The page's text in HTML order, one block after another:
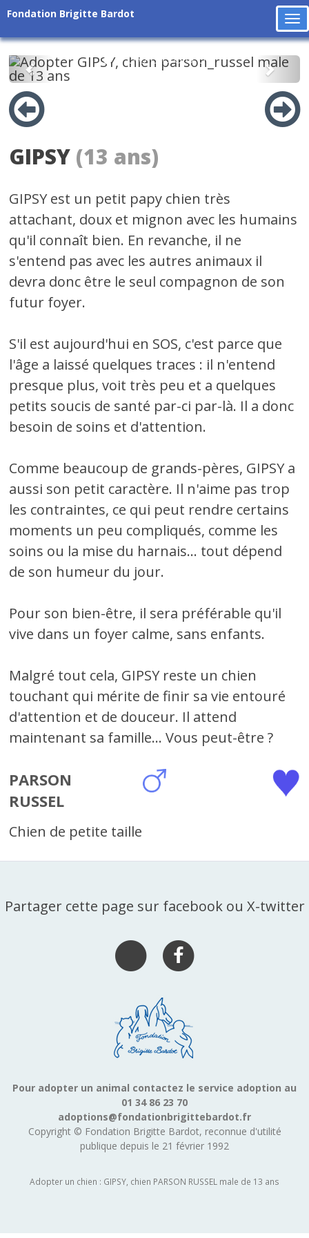
Fondation Brigitte Bardot
Précédent
GIPSY (13 ans)
GIPSY est un petit papy chien très
attachant, doux et mignon avec les humains
qu'il connaît bien. En revanche, il ne
s'entend pas avec les autres animaux il
devra donc être le seul compagnon de son
futur foyer.
S'il est aujourd'hui en SOS, c'est parce que
l'âge a laissé quelques traces : il n'entend
presque plus, voit très peu et a quelques
petits soucis de santé par-ci par-là. Il a donc
besoin de soins et d'attention.
Comme beaucoup de grands-pères, GIPSY a
aussi son petit caractère. Il n'aime pas trop
les contraintes, ce qui peut rendre certains
moments un peu compliqués, comme les
soins ou la mise du harnais... tout dépend
de son humeur du jour.
Pour son bien-être, il sera préférable qu'il
vive dans un foyer calme, sans enfants.
Malgré tout cela, GIPSY reste un chien
touchant qui mérite de finir sa vie entouré
d'attention et de douceur. Il attend
maintenant sa famille... Vous peut-être ?
PARSON
RUSSEL
Chien de petite taille
Partager cette page sur facebook ou X-twitter
Pour adopter un animal contactez le service adoption au
01 34 86 23 70
adoptions@fondationbrigittebardot.fr
Copyright © Fondation Brigitte Bardot, reconnue d'utilité
publique depuis le 21 février 1992
Adopter un chien : GIPSY, chien PARSON RUSSEL male de 13 ans